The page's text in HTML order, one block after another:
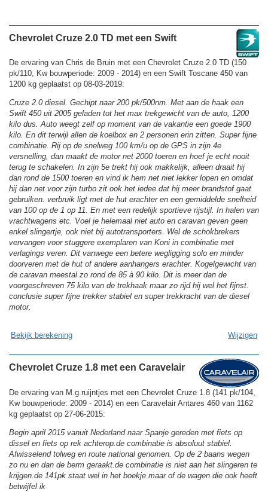
Chevrolet Cruze 2.0 TD met een Swift
De ervaring van Chris de Bruin met een Chevrolet Cruze 2.0 TD (150
pk/110, Kw bouwperiode: 2009 - 2014) en een Swift Toscane 450 van
1200 kg geplaatst op 08-03-2019:
Cruze 2.0 diesel. Gechipt naar 200 pk/500nm. Met aan de haak een
Swift 450 uit 2005 geladen tot het max trekgewicht van de auto, 1200
kilo dus. Auto weegt zelf op moment van de vakantie een goede 1900
kilo. En dit terwijl allen de koelbox en 2 personen erin zitten. Super fijne
combinatie. Rij op de snelweg 100 km/u op de GPS in zijn 4e
versnelling, dan maakt de motor net 2000 toeren en hoef je echt nooit
terug te schakelen. In zijn 5e trekt hij ook makkelijk, alleen draait hij
dan rond de 1500 toeren en vind ik hem net niet lekker lopen en omdat
hij dan net voor zijn turbo zit ook het iedee dat hij meer brandstof gaat
gebruiken. verbruik ligt met de hut erachter en een gemiddelde snelheid
van 100 op de 1 op 11. En met een redelijk sportieve rijstijl. In halen van
vrachtwagens etc. Voel je helemaal niet auto en caravan geven geen
enkel slingertje, ook niet bij autotransporters. Wel de schokbrekers
vervangen voor stuggere exemplaren van Koni in combinatie met
verlagings veren. Dit vanwege een betere wegligging solo en minder
doorveren met de hut of andere aanhangers erachter. Kogelgewicht van
de caravan meestal zo rond de 85 à 90 kilo. Dit is meer dan de
voorgeschreven 75 kilo van de trekhaak maar zo rijd hij wel het fijnst.
conclusie super fijne trekker stabiel en super trekkracht van de diesel
motor.
Bekijk berekening Wijzigen
Chevrolet Cruze 1.8 met een Caravelair
De ervaring van M.g.ruijntjes met een Chevrolet Cruze 1.8 (141 pk/104,
Kw bouwperiode: 2009 - 2014) en een Caravelair Antares 460 van 1162
kg geplaatst op 27-06-2015:
Begin april 2015 vanuit Nederland naar Spanje gereden met fiets op
dissel en fiets op rek achterop.de combinatie is absoluut stabiel.
Afwisselend tolweg en route national genomen. Op de 2 baans wegen
zo nu en dan de berm geraakt.de combinatie is niet aan het slingeren te
krijgen.de 141pk staat wel in het boekje maar of de wagen die ook heeft
betwijfel ik